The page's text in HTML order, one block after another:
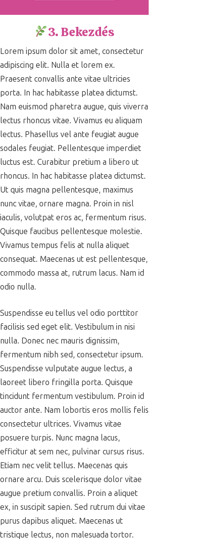
3. Bekezdés
Lorem ipsum dolor sit amet, consectetur
adipiscing elit. Nulla et lorem ex.
Praesent convallis ante vitae ultricies
porta. In hac habitasse platea dictumst.
Nam euismod pharetra augue, quis viverra
lectus rhoncus vitae. Vivamus eu aliquam
lectus. Phasellus vel ante feugiat augue
sodales feugiat. Pellentesque imperdiet
luctus est. Curabitur pretium a libero ut
rhoncus. In hac habitasse platea dictumst.
Ut quis magna pellentesque, maximus
nunc vitae, ornare magna. Proin in nisl
iaculis, volutpat eros ac, fermentum risus.
Quisque faucibus pellentesque molestie.
Vivamus tempus felis at nulla aliquet
consequat. Maecenas ut est pellentesque,
commodo massa at, rutrum lacus. Nam id
odio nulla.
Suspendisse eu tellus vel odio porttitor
facilisis sed eget elit. Vestibulum in nisi
nulla. Donec nec mauris dignissim,
fermentum nibh sed, consectetur ipsum.
Suspendisse vulputate augue lectus, a
laoreet libero fringilla porta. Quisque
tincidunt fermentum vestibulum. Proin id
auctor ante. Nam lobortis eros mollis felis
consectetur ultrices. Vivamus vitae
posuere turpis. Nunc magna lacus,
efficitur at sem nec, pulvinar cursus risus.
Etiam nec velit tellus. Maecenas quis
ornare arcu. Duis scelerisque dolor vitae
augue pretium convallis. Proin a aliquet
ex, in suscipit sapien. Sed rutrum dui vitae
purus dapibus aliquet. Maecenas ut
tristique lectus, non malesuada tortor.